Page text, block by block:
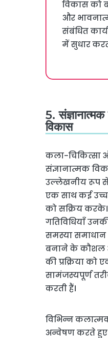
विकास को
और
संबंधित
में सुधार
5.
विकास
कला-चिकित्सा
संज्ञानात्मक
उल्लेखनीय रूप से
एक साथ कई उच्च
को सक्रिय
गतिविधियाँ
समस्या समाधान
बनाने के कौशल
की प्रक्रिया को
सामंजस्यपूर्ण
करती हैं।
विभिन्न
अन्वेषण करते हुए